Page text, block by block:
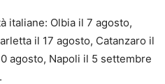
italiane: Olbia il 7 agosto,
il 17 agosto, Catanzaro il
agosto, Napoli il 5 settembre